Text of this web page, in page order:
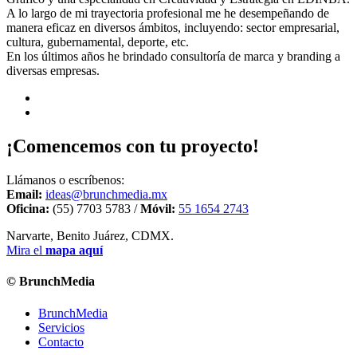
A lo largo de mi trayectoria profesional me he desempeñando de
manera eficaz en diversos ámbitos, incluyendo: sector empresarial,
cultura, gubernamental, deporte, etc.
En los últimos años he brindado consultoría de marca y branding a
diversas empresas.
¡Comencemos con tu proyecto!
Llámanos o escríbenos:
Email: ideas@brunchmedia.mx
Oficina: (55) 7703 5783 /Móvil: 55 1654 2743
Narvarte, Benito Juárez, CDMX.
Mira el mapa aquí
© BrunchMedia
BrunchMedia
Servicios
Contacto